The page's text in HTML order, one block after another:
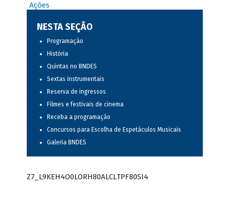
Ações
NESTA SEÇÃO
Programação
História
Quintas no BNDES
Sextas instrumentais
Reserva de ingressos
Filmes e festivais de cinema
Receba a programação
Concursos para Escolha de Espetáculos Musicais
Galeria BNDES
Z7_L9KEH4O0LORH80ALCLTPF80SI4